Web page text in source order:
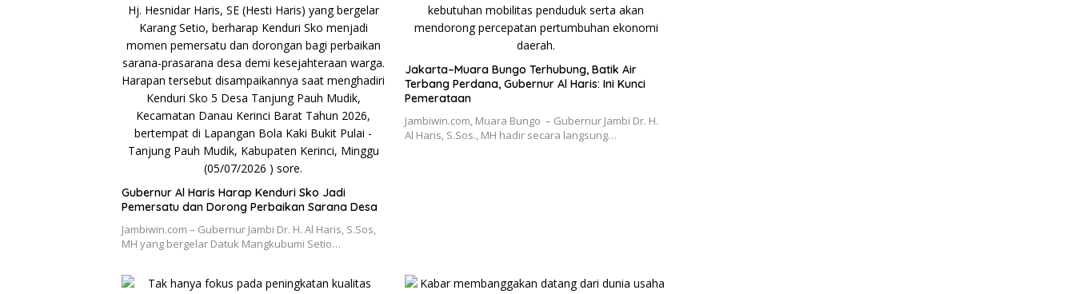
Gubernur Al Haris Harap Kenduri Sko Jadi
Pemersatu dan Dorong Perbaikan Sarana Desa
Jambiwin.com – Gubernur Jambi Dr. H. Al Haris, S.Sos,
MH yang bergelar Datuk Mangkubumi Setio…
Jakarta–Muara Bungo Terhubung, Batik Air
Terbang Perdana, Gubernur Al Haris: Ini Kunci
Pemerataan
Jambiwin.com, Muara Bungo – Gubernur Jambi Dr. H.
Al Haris, S.Sos., MH hadir secara langsung…